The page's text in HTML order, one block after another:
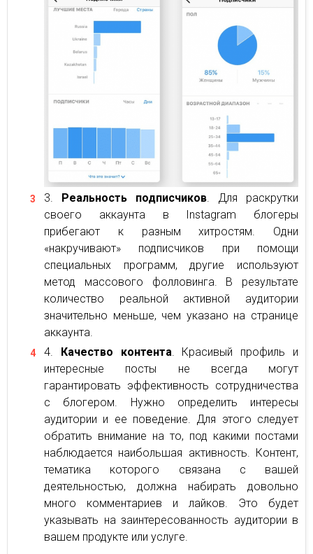
Реальность подписчиков . Для раскрутки
своего аккаунта в Instagram блогеры
прибегают к разным хитростям. Одни
«накручивают» подписчиков при помощи
специальных программ, другие используют
метод массового фолловинга. В результате
количество реальной активной аудитории
значительно меньше, чем указано на странице
аккаунта.
Качество контента . Красивый профиль и
интересные посты не всегда могут
гарантировать эффективность сотрудничества
с блогером. Нужно определить интересы
аудитории и ее поведение. Для этого следует
обратить внимание на то, под какими постами
наблюдается наибольшая активность. Контент,
тематика которого связана с вашей
деятельностью, должна набирать довольно
много комментариев и лайков. Это будет
указывать на заинтересованность аудитории в
вашем продукте или услуге.